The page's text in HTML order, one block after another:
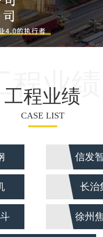
工程业绩
工程业绩
CASE LIST
信发
长治
徐州